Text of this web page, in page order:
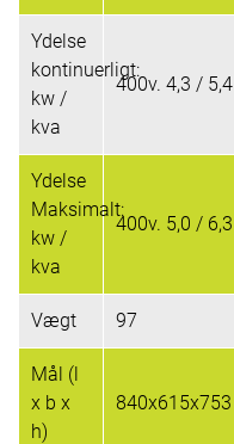
Ydelse
kontinuerligt:
kw /
kva
400v. 4,3 /
Ydelse
Maksimalt:
kw /
kva
400v. 5,0 /
Vægt 97
Mål (l
x b x
h)